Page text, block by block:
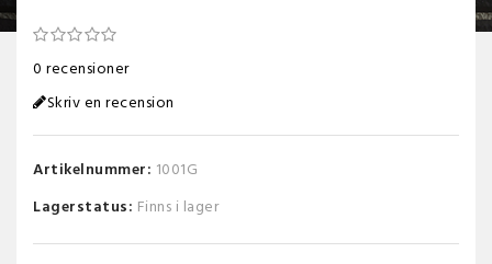
0 recensioner
Skriv en recension
Artikelnummer: 1001G
Lagerstatus: Finns i lager